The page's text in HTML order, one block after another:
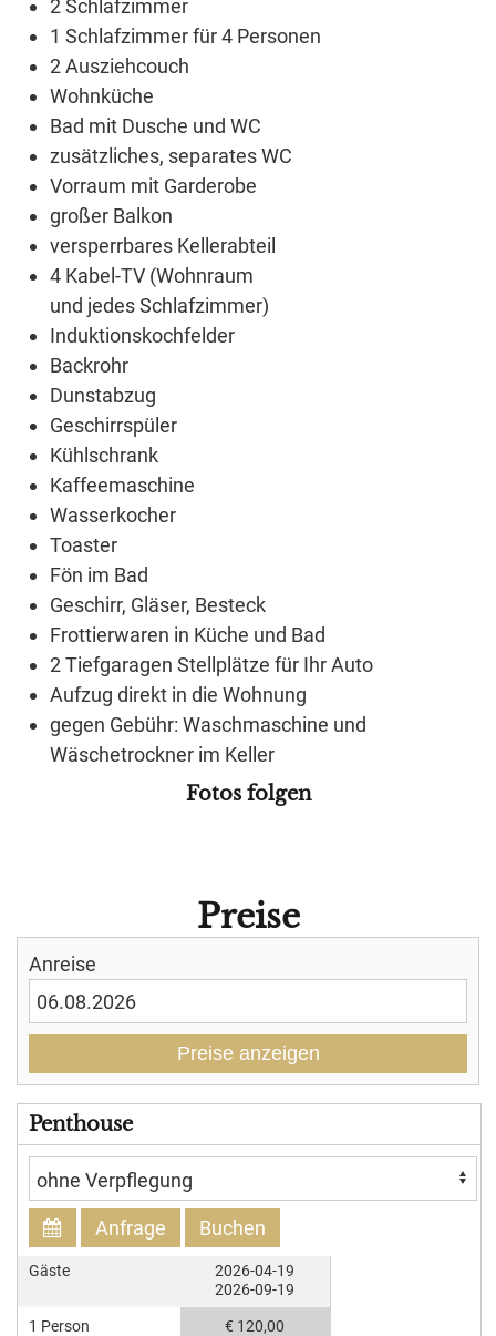
2 Schlafzimmer
1 Schlafzimmer für 4 Personen
2 Ausziehcouch
Wohnküche
Bad mit Dusche und WC
zusätzliches, separates WC
Vorraum mit Garderobe
großer Balkon
versperrbares Kellerabteil
4 Kabel-TV (Wohnraum
und jedes Schlafzimmer)
Induktionskochfelder
Backrohr
Dunstabzug
Geschirrspüler
Kühlschrank
Kaffeemaschine
Wasserkocher
Toaster
Fön im Bad
Geschirr, Gläser, Besteck
Frottierwaren in Küche und Bad
2 Tiefgaragen Stellplätze für Ihr Auto
Aufzug direkt in die Wohnung
gegen Gebühr: Waschmaschine und
Wäschetrockner im Keller
Fotos folgen
Preise
Anreise
Preise anzeigen
Penthouse
Anfrage Buchen
Gäste
1 Person
2026-04-19
2026-09-19
€ 120,00